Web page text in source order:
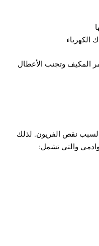
الكهرباء
المكيف وتجنب الأعطال
نقص الفريون. لذلك
والتي تشمل: